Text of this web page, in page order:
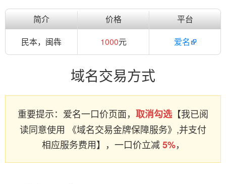
简介 价格
平台
民本，闽犇
1000元 爱名
域名交易方式
重要提示：爱名一口价页面， 取消勾选 【我已阅
读同意使用 《域名交易金牌保障服务》,并支付
相应服务费用】，一口价立减5%，